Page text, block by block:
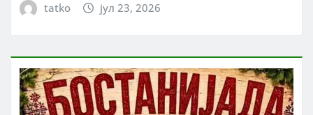
tatko јул 23, 2026